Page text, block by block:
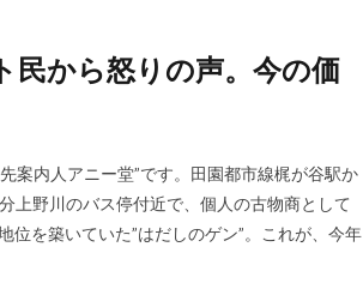
民から怒りの声。今の価
案内人アニー堂”です。田園都市線梶が谷駅か
上野川のバス停付近で、個人の古物商として
を築いていた”はだしのゲン”。これが、今年